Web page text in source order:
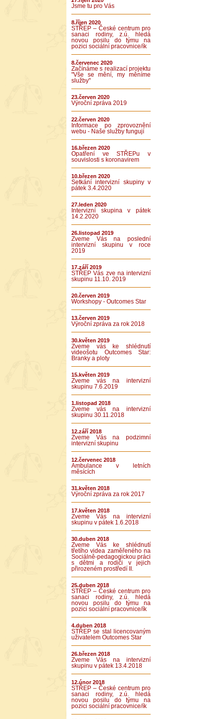
Jsme tu pro Vás
8.říjen 2020
STŘEP – České centrum pro
sanaci rodiny, z.ú. hledá
novou posilu do týmu na
pozici sociální pracovnice/ík
8.červenec 2020
Začínáme s realizací projektu
"Vše se mění, my měníme
služby"
23.červen 2020
Výroční zpráva 2019
22.červen 2020
Informace po zprovoznění
webu - Naše služby fungují
16.březen 2020
Opatření ve STŘEPu v
souvislosti s koronavirem
10.březen 2020
Setkání intervizní skupiny v
pátek 3.4.2020
27.leden 2020
Intervizní skupina v pátek
14.2.2020
26.listopad 2019
Zveme Vás na poslední
intervizní skupinu v roce
2019
17.září 2019
STŘEP Vás zve na intervizní
skupinu 11.10. 2019
20.červen 2019
Workshopy - Outcomes Star
13.červen 2019
Výroční zpráva za rok 2018
30.květen 2019
Zveme vás ke shlédnutí
videošotu Outcomes Star:
Branky a ploty
15.květen 2019
Zveme vás na intervizní
skupinu 7.6.2019
1.listopad 2018
Zveme vás na intervizní
skupinu 30.11.2018
12.září 2018
Zveme Vás na podzimní
intervizní skupinu
12.červenec 2018
Ambulance v letních
měsících
31.květen 2018
Výroční zpráva za rok 2017
17.květen 2018
Zveme Vás na intervizní
skupinu v pátek 1.6.2018
30.duben 2018
Zveme Vás ke shlédnutí
třetího videa zaměřeného na
Sociálně-pedagogickou práci
s dětmi a rodiči v jejich
přirozeném prostředí II.
25.duben 2018
STŘEP – České centrum pro
sanaci rodiny, z.ú. hledá
novou posilu do týmu na
pozici sociální pracovnice/ík
4.duben 2018
STŘEP se stal licencovaným
uživatelem Outcomes Star
26.březen 2018
Zveme Vás na intervizní
skupinu v pátek 13.4.2018
12.únor 2018
STŘEP – České centrum pro
sanaci rodiny, z.ú. hledá
novou posilu do týmu na
pozici sociální pracovnice/ík